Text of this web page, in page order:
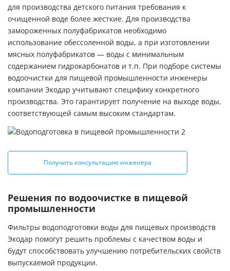
для производства детского питания требования к
очищенной воде более жесткие. Для производства
замороженных полуфабрикатов необходимо
использование обессоленной воды, а при изготовлении
мясных полуфабрикатов — воды с минимальным
содержанием гидрокарбонатов и т.п. При подборе системы
водоочистки для пищевой промышленности инженеры
компании Экодар учитывают специфику конкретного
производства. Это гарантирует получение на выходе воды,
соответствующей самым высоким стандартам.
Получить консультацию инженера
Решения по водоочистке в пищевой
промышленности
Фильтры водоподготовки воды для пищевых производств
Экодар помогут решить проблемы с качеством воды и
будут способствовать улучшению потребительских свойств
выпускаемой продукции.